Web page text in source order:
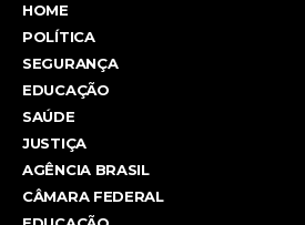
HOME
POLÍTICA
SEGURANÇA
EDUCAÇÃO
SAÚDE
JUSTIÇA
AGÊNCIA BRASIL
CÂMARA FEDERAL